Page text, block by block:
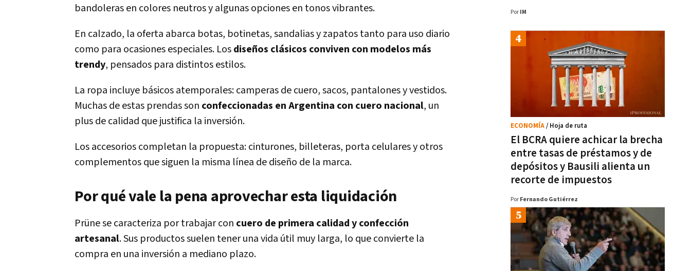
bandoleras en colores neutros y algunas opciones en tonos vibrantes.
En calzado, la oferta abarca botas, botinetas, sandalias y zapatos tanto para uso diario
como para ocasiones especiales. Losdiseños clásicos conviven con modelos más
trendy, pensados para distintos estilos.
La ropa incluye básicos atemporales: camperas de cuero, sacos, pantalones y vestidos.
Muchas de estas prendas son confeccionadas en Argentina con cuero nacional, un
plus de calidad que justifica la inversión.
Los accesorios completan la propuesta: cinturones, billeteras, porta celulares y otros
complementos que siguen la misma línea de diseño de la marca.
Por qué vale la pena aprovechar esta liquidación
Prüne se caracteriza por trabajar con cuero de primera calidad y confección
artesanal. Sus productos suelen tener una vida útil muy larga, lo que convierte la
compra en una inversión a mediano plazo.
Por IM
El BCRA quiere achicar la brecha
entre tasas de préstamos y de
depósitos y Bausili alienta un
recorte de impuestos
ECONOMÍA/ Hoja de ruta
Por Fernando Gutiérrez